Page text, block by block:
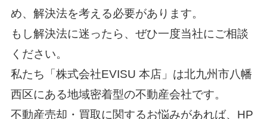
め、解決法を考える必要があります。
もし解決法に迷ったら、ぜひ一度当社にご相談
ください。
私たち「株式会社EVISU 本店」は北九州市八幡
西区にある地域密着型の不動産会社です。
不動産売却・買取に関するお悩みがあれば、HP